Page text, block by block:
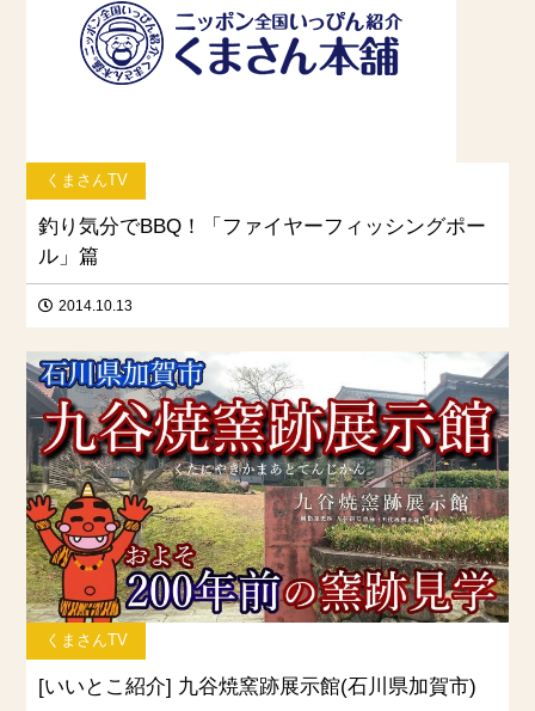
くまさんTV
釣り気分でBBQ！「ファイヤーフィッシングポー
ル」篇
2014.10.13
くまさんTV
[いいとこ紹介] 九谷焼窯跡展示館(石川県加賀市)